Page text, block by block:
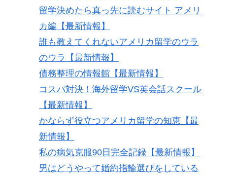
留学決めたら真っ先に読むサイト アメリ
カ編【最新情報】
誰も教えてくれないアメリカ留学のウラ
のウラ【最新情報】
債務整理の情報館【最新情報】
コスパ対決！海外留学VS英会話スクール
【最新情報】
かならず役立つアメリカ留学の知恵【最
新情報】
私の病気克服90日完全記録【最新情報】
男はどうやって婚約指輪選びをしている